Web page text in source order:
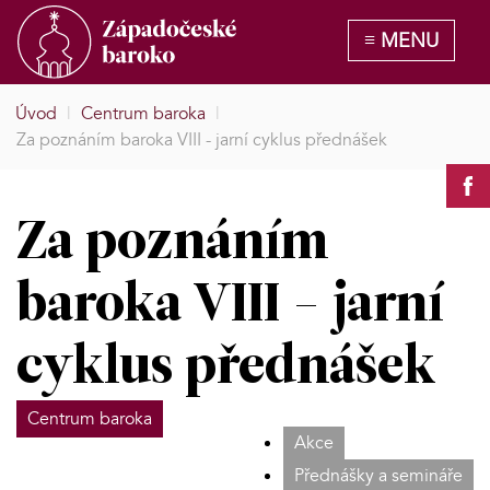
Úvod | Centrum baroka |
Za poznáním baroka VIII - jarní cyklus přednášek
Za poznáním
baroka VIII - jarní
cyklus přednášek
Centrum baroka
Akce
Přednášky a semináře